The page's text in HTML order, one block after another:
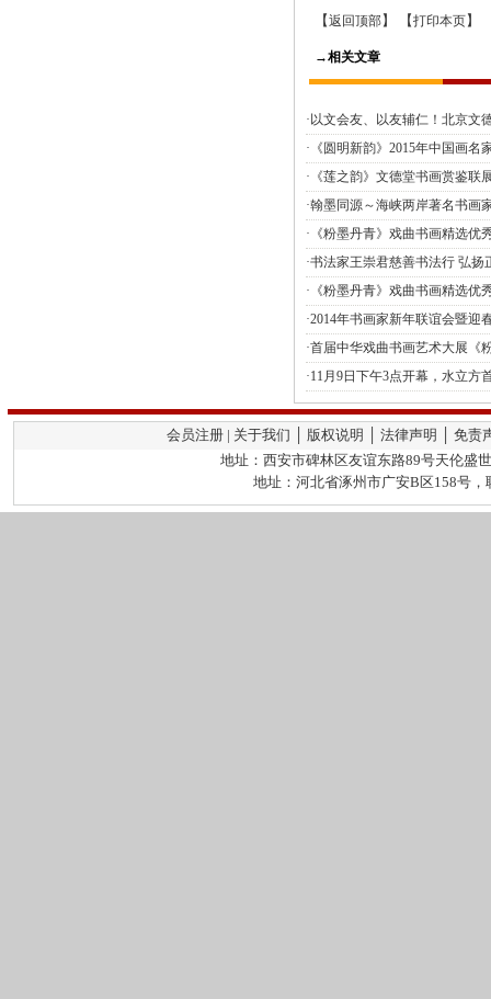
【返回顶部】 【打印本页】
→相关文章
·以文会友、以友辅仁！北京文
·《圆明新韵》2015年中国画名
·《莲之韵》文德堂书画赏鉴联
·翰墨同源～海峡两岸著名书画
·《粉墨丹青》戏曲书画精选优
·书法家王崇君慈善书法行 弘扬
·《粉墨丹青》戏曲书画精选优
·2014年书画家新年联谊会暨
·首届中华戏曲书画艺术大展《
·11月9日下午3点开幕，水立
会员注册 | 关于我们 │ 版权说明 │ 法律声明 │ 免
地址：西安市碑林区友谊东路89号天伦盛
地址：河北省涿州市广安B区158号